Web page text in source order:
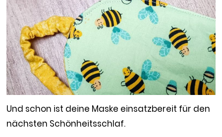
Und schon ist deine Maske einsatzbereit für den
nächsten Schönheitsschlaf.